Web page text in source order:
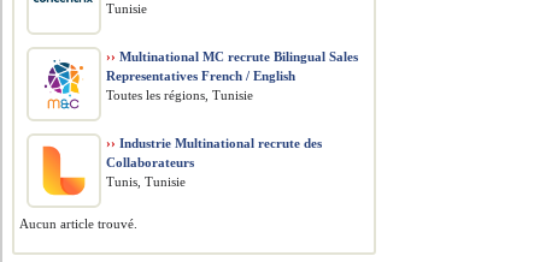
Tunisie
›› Multinational MC recrute Bilingual Sales
Representatives French / English
Toutes les régions, Tunisie
›› Industrie Multinational recrute des
Collaborateurs
Tunis, Tunisie
Aucun article trouvé.